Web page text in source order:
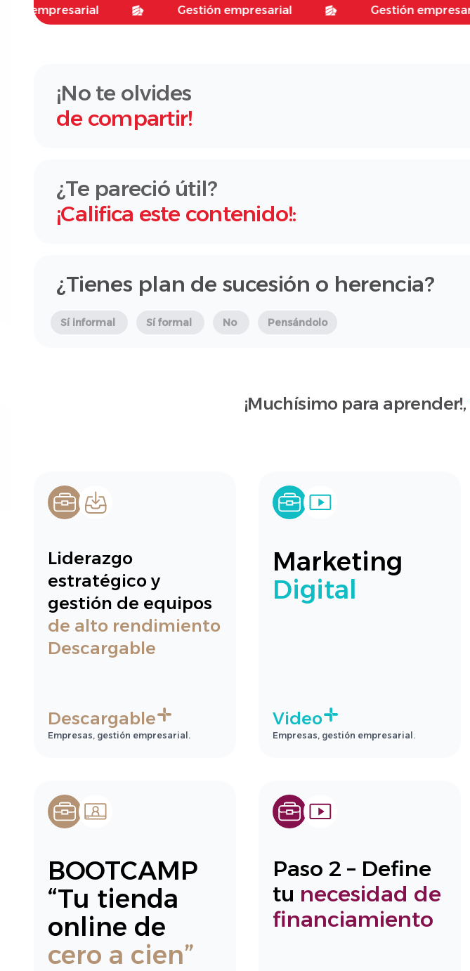
Gestión empresarial Gestión empresarial
¡No te olvides
de compartir!
¿Te pareció útil?
¡Califica este contenido!:
¿Tienes plan de sucesión o herencia?
Sí informal Sí formal No Pensándolo
¡Muchísimo para aprender!,
Liderazgo
estratégico y
gestión de equipos
de alto rendimiento
Descargable
Descargable
Empresas, gestión empresarial.
Marketing
Digital
Video
Empresas, gestión empresarial.
BOOTCAMP
“Tu tienda
online de
cero a cien”
Paso 2 – Define
tu necesidad de
financiamiento